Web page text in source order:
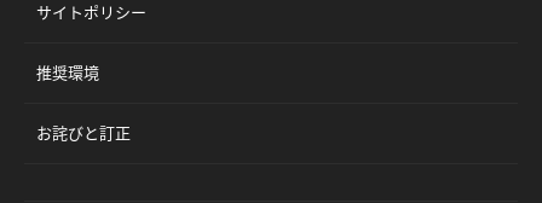
サイトポリシー
推奨環境
お詫びと訂正